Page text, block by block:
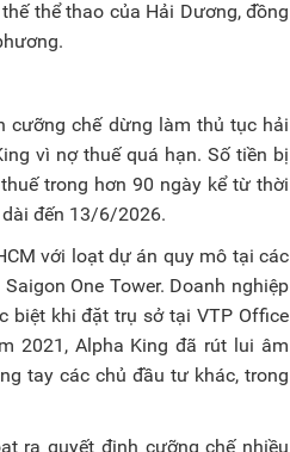
thể thao của Hải Dương, đồng
cưỡng chế dừng làm thủ tục hải
vì nợ thuế quá hạn. Số tiền bị
trong hơn 90 ngày kể từ thời
đến 13/6/2026.
với loạt dự án quy mô tại các
One Tower. Doanh nghiệp
biệt khi đặt trụ sở tại VTP Office
2021, Alpha King đã rút lui âm
tay các chủ đầu tư khác, trong
ra quyết định cưỡng chế nhiều